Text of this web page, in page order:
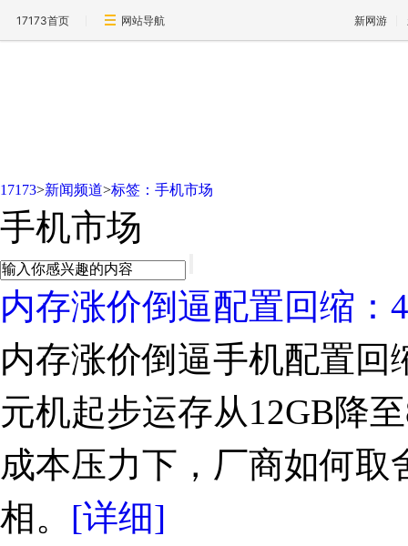
17173首页 网站导航 新网游
17173>新闻频道>标签：手机市场
手机市场
内存涨价倒逼配置回缩：
内存涨价倒逼手机配置回
元机起步运存从12GB降
成本压力下，厂商如何
相。 [详细]